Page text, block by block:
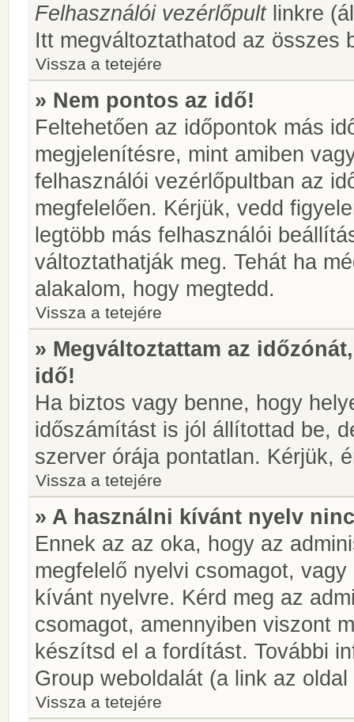
Felhasználói vezérlőpultlinkre
Itt megváltoztathatod az összes
Vissza a tetejére
» Nem pontos az idő!
Feltehetően az időpontok más
megjelenítésre, mint amiben
felhasználói vezérlőpultban az
megfelelően. Kérjük, vedd
legtöbb más felhasználói
változtathatják meg. Tehát ha
alakalom, hogy megtedd.
Vissza a tetejére
» Megváltoztattam az
idő!
Ha biztos vagy benne, hogy
időszámítást is jól állítottad be,
szerver órája pontatlan. Kérjük,
Vissza a tetejére
» A használni kívánt nyelv
Ennek az az oka, hogy az
megfelelő nyelvi csomagot,
kívánt nyelvre. Kérd meg az
csomagot, amennyiben viszont
készítsd el a fordítást. További
Group weboldalát (a link az
Vissza a tetejére